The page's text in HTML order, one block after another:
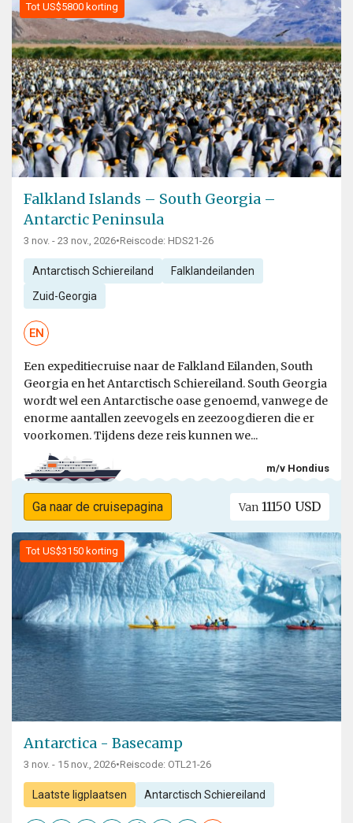
Tot US$5800 korting
Falkland Islands – South Georgia –
Antarctic Peninsula
3 nov. - 23 nov., 2026•Reiscode: HDS21-26
Antarctisch Schiereiland Falklandeilanden
Zuid-Georgia
EN
Een expeditiecruise naar de Falkland Eilanden, South
Georgia en het Antarctisch Schiereiland. South Georgia
wordt wel een Antarctische oase genoemd, vanwege de
enorme aantallen zeevogels en zeezoogdieren die er
voorkomen. Tijdens deze reis kunnen we...
m/v Hondius
Ga naar de cruisepagina Van 11150 USD
Tot US$3150 korting
Antarctica - Basecamp
3 nov. - 15 nov., 2026•Reiscode: OTL21-26
Laatste ligplaatsen Antarctisch Schiereiland